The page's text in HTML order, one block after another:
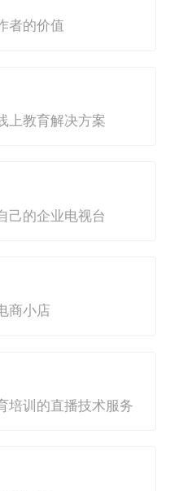
者的价值
上教育解决方案
己的企业电视台
商小店
培训的直播技术服务